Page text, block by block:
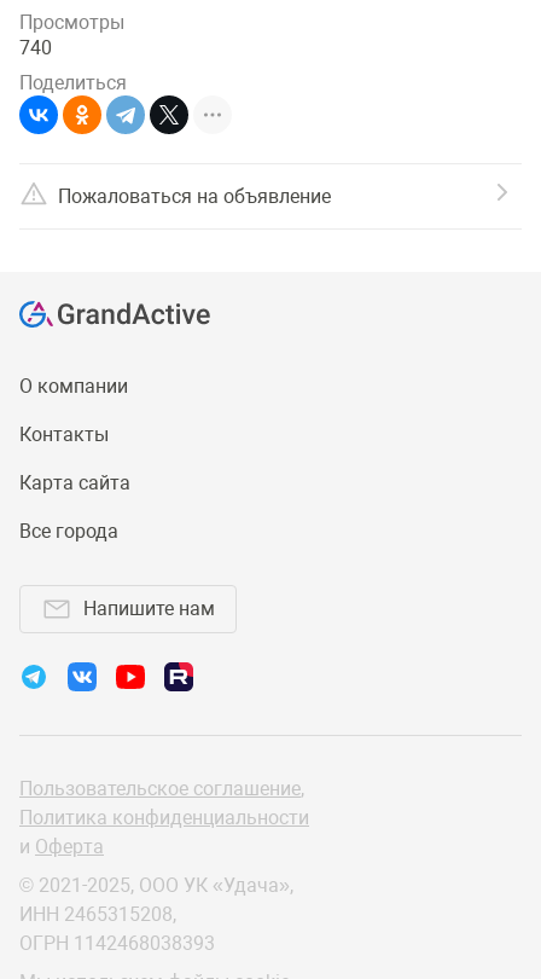
Просмотры
740
Поделиться
Пожаловаться на объявление
О компании
Контакты
Карта сайта
Все города
Напишите нам
Пользовательское соглашение,
Политика конфиденциальности
и Оферта
© 2021-2025, ООО УК «Удача»,
ИНН 2465315208,
ОГРН 1142468038393